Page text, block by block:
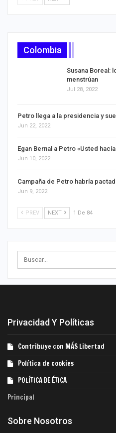
Colombia
Susana Boreal:
menstrúan
Jul 28, 2022
Petro llega a la presidencia y
Jun 22, 2022
Egan Bernal a Petro «Usted
Jun 10, 2022
Campaña de Petro habría
Jun 9, 2022
PREV NEXT 1 De 84
Privacidad Y Políticas
Contribuye con MÁS Libertad
Política de cookies
POLÍTICA DE ÉTICA
Principal
Sobre Nosotros